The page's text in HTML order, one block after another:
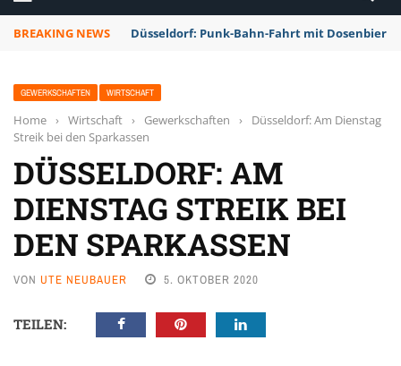
BREAKING NEWS Düsseldorf: Punk-Bahn-Fahrt mit Dosenbier
GEWERKSCHAFTEN WIRTSCHAFT
Home › Wirtschaft › Gewerkschaften ›
Düsseldorf: Am Dienstag
Streik bei den Sparkassen
DÜSSELDORF: AM
DIENSTAG STREIK BEI
DEN SPARKASSEN
VON UTE NEUBAUER 5. OKTOBER 2020
TEILEN: